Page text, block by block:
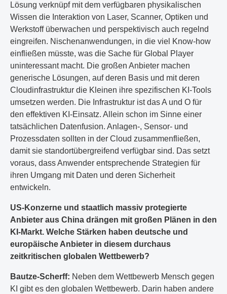
Lösung verknüpf mit dem verfügbaren physikalischen
Wissen die Interaktion von Laser, Scanner, Optiken und
Werkstoff überwachen und perspektivisch auch regelnd
eingreifen. Nischenanwendungen, in die viel Know-how
einfließen müsste, was die Sache für Global Player
uninteressant macht. Die großen Anbieter machen
generische Lösungen, auf deren Basis und mit deren
Cloudinfrastruktur die Kleinen ihre spezifischen KI-Tools
umsetzen werden. Die Infrastruktur ist das A und O für
den effektiven KI-Einsatz. Allein schon im Sinne einer
tatsächlichen Datenfusion. Anlagen-, Sensor- und
Prozessdaten sollten in der Cloud zusammenfließen,
damit sie standortübergreifend verfügbar sind. Das setzt
voraus, dass Anwender entsprechende Strategien für
ihren Umgang mit Daten und deren Sicherheit
entwickeln.
US-Konzerne und staatlich massiv protegierte
Anbieter aus China drängen mit großen Plänen in den
KI-Markt. Welche Stärken haben deutsche und
europäische Anbieter in diesem durchaus
zeitkritischen globalen Wettbewerb?
Bautze-Scherff: Neben dem Wettbewerb Mensch gegen
KI gibt es den globalen Wettbewerb. Darin haben andere